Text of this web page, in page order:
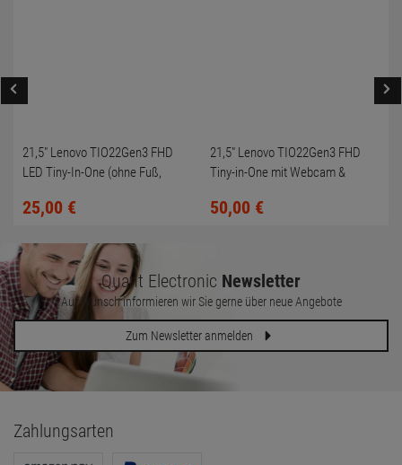
21,5" Lenovo TIO22Gen3 FHD
LED Tiny-In-One (ohne Fuß,
25,00 €
21,5" Lenovo TIO22Gen3 FHD
Tiny-in-One mit Webcam &
50,00 €
Quant Electronic Newsletter
Auf Wunsch informieren wir Sie gerne über neue Angebote
Zum Newsletter anmelden
Zahlungsarten